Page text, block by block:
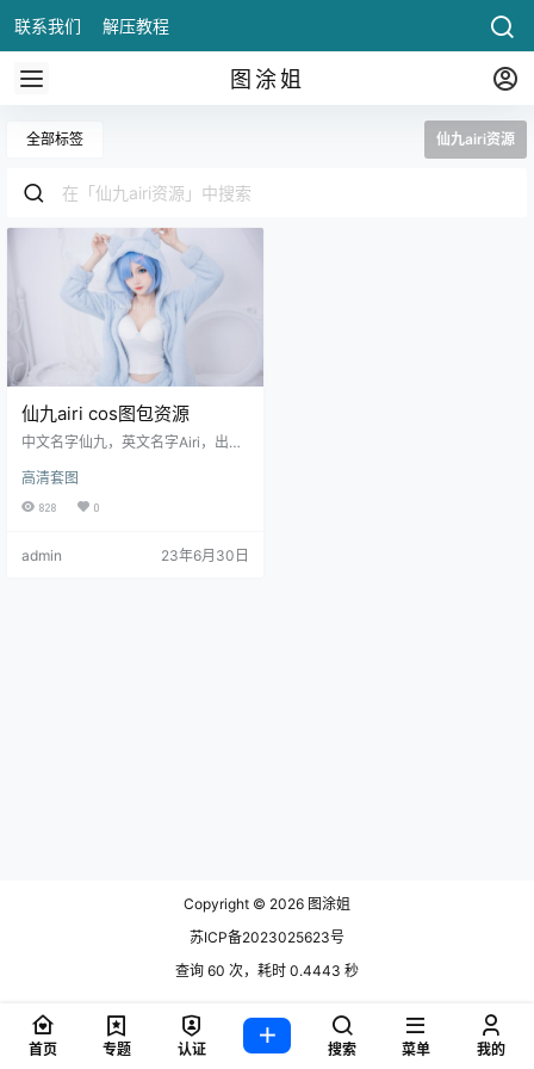
联系我们 解压教程
图涂姐
全部标签 仙九airi资源
仙九airi cos图包资源
中文名字仙九，英文名字Airi，出生
漫博主，微博动漫Vcoser，自称脾
气很差没事别烦，接推广、商拍、
出色的作品.
高清套图
828 0
admin 23年6月30日
Copyright © 2026 图涂姐
苏ICP备2023025623号
查询 60 次，耗时 0.4443 秒
首页 专题 认证 搜索 菜单 我的